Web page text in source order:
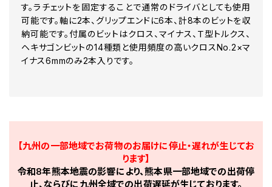
す。ラチェットを固定することで通常のドライバとしても使用
可能です。軸に2本、グリップエンドに6本、計8本のビットを収
納可能です。付属のビットはクロス、マイナス、Ｔ型トルクス、
ヘキサゴンビットの14種類と使用頻度の高いクロスNo.2×マ
イナス6mmのみ2本入りです。
【九州の一部地域でお荷物のお届けに停止・遅れが生じてお
ります】
令和8年熊本地震の影響により、熊本県一部地域での出荷停
止、ならびに九州全域での出荷遅延が生じております。